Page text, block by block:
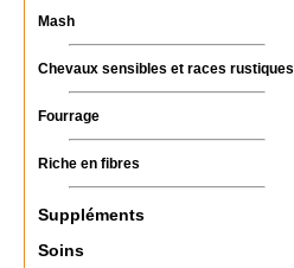
Mash
Chevaux sensibles et races rustiques
Fourrage
Riche en fibres
Suppléments
Soins